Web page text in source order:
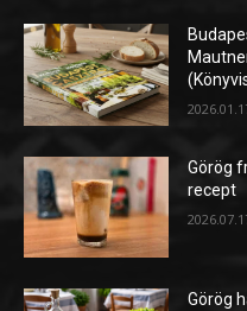
Görög
recept
Görög